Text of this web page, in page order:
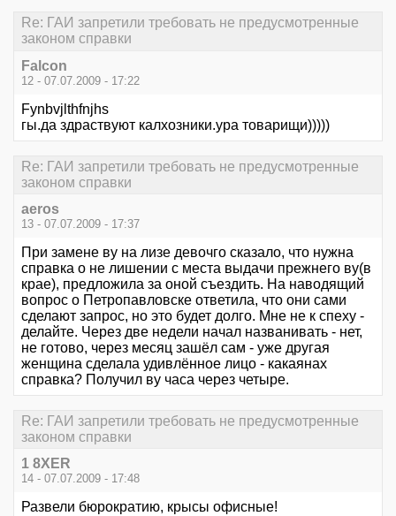
Re: ГАИ запретили требовать не предусмотренные
законом справки
Falcon
12 - 07.07.2009 - 17:22
Fynbvjlthfnjhs
гы.да здраствуют калхозники.ура товарищи)))))
Re: ГАИ запретили требовать не предусмотренные
законом справки
aeros
13 - 07.07.2009 - 17:37
При замене ву на лизе девочго сказало, что нужна
справка о не лишении с места выдачи прежнего ву(в
крае), предложила за оной съездить. На наводящий
вопрос о Петропавловске ответила, что они сами
сделают запрос, но это будет долго. Мне не к спеху -
делайте. Через две недели начал названивать - нет,
не готово, через месяц зашёл сам - уже другая
женщина сделала удивлённое лицо - какаянах
справка? Получил ву часа через четыре.
Re: ГАИ запретили требовать не предусмотренные
законом справки
1 8XER
14 - 07.07.2009 - 17:48
Развели бюрократию, крысы офисные!